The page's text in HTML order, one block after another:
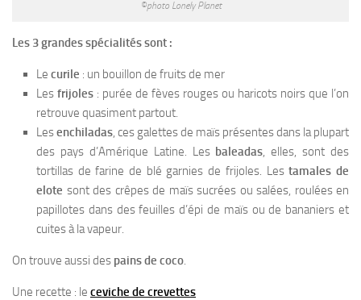
©photo Lonely Planet
Les 3 grandes spécialités sont :
Le curile : un bouillon de fruits de mer
Les frijoles : purée de fèves rouges ou haricots noirs que l’on
retrouve quasiment partout.
Lesenchiladas, ces galettes de maïs présentes dans la plupart
des pays d’Amérique Latine. Les baleadas, elles, sont des
tortillas de farine de blé garnies de frijoles. Lestamales de
elote sont des crêpes de maïs sucrées ou salées, roulées en
papillotes dans des feuilles d’épi de maïs ou de bananiers et
cuites à la vapeur.
On trouve aussi des pains de coco.
Une recette : le ceviche de crevettes